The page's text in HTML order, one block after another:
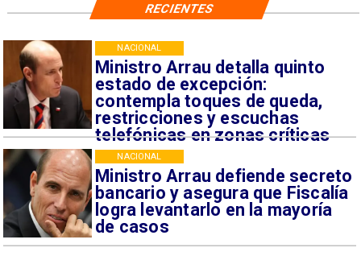
Ministro Arrau detalla quinto
estado de excepción:
contempla toques de queda,
restricciones y escuchas
telefónicas en zonas críticas
NACIONAL
Ministro Arrau defiende secreto
bancario y asegura que Fiscalía
logra levantarlo en la mayoría
de casos
NACIONAL
RECIENTES